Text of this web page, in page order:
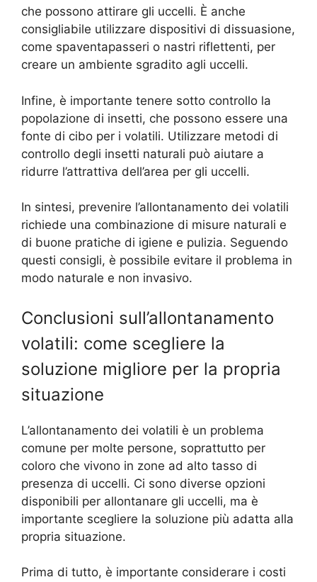
che possono attirare gli uccelli. È anche
consigliabile utilizzare dispositivi di dissuasione,
come spaventapasseri o nastri riflettenti, per
creare un ambiente sgradito agli uccelli.
Infine, è importante tenere sotto controllo la
popolazione di insetti, che possono essere una
fonte di cibo per i volatili. Utilizzare metodi di
controllo degli insetti naturali può aiutare a
ridurre l’attrattiva dell’area per gli uccelli.
In sintesi, prevenire l’allontanamento dei volatili
richiede una combinazione di misure naturali e
di buone pratiche di igiene e pulizia. Seguendo
questi consigli, è possibile evitare il problema in
modo naturale e non invasivo.
Conclusioni sull’allontanamento
volatili: come scegliere la
soluzione migliore per la propria
situazione
L’allontanamento dei volatili è un problema
comune per molte persone, soprattutto per
coloro che vivono in zone ad alto tasso di
presenza di uccelli. Ci sono diverse opzioni
disponibili per allontanare gli uccelli, ma è
importante scegliere la soluzione più adatta alla
propria situazione.
Prima di tutto, è importante considerare i costi